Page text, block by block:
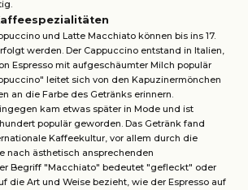
und Latte Macchiato können bis ins 17.
werden. Der Cappuccino entstand in Italien,
Espresso mit aufgeschäumter Milch populär
leitet sich von den Kapuzinermönchen
an die Farbe des Getränks erinnern.
kam etwas später in Mode und ist
populär geworden. Das Getränk fand
Kaffeekultur, vor allem durch die
nach ästhetisch ansprechenden
Begriff "Macchiato" bedeutet "gefleckt" oder
die Art und Weise bezieht, wie der Espresso auf